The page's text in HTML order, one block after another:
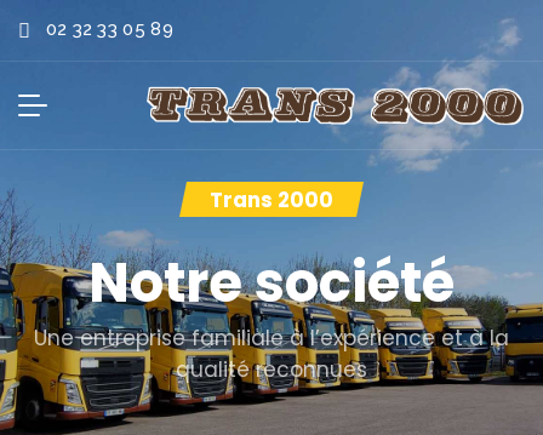
02 32 33 05 89
Trans 2000
Notre société
Une entreprise familiale à l’expérience et à la
qualité reconnues